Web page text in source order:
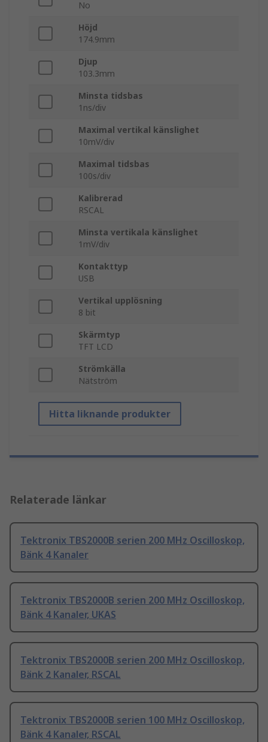
No
Höjd
174.9mm
Djup
103.3mm
Minsta tidsbas
1ns/div
Maximal vertikal känslighet
10mV/div
Maximal tidsbas
100s/div
Kalibrerad
RSCAL
Minsta vertikala känslighet
1mV/div
Kontakttyp
USB
Vertikal upplösning
8 bit
Skärmtyp
TFT LCD
Strömkälla
Nätström
Hitta liknande produkter
Relaterade länkar
Tektronix TBS2000B serien 200 MHz Oscilloskop,
Bänk 4 Kanaler
Tektronix TBS2000B serien 200 MHz Oscilloskop,
Bänk 4 Kanaler, UKAS
Tektronix TBS2000B serien 200 MHz Oscilloskop,
Bänk 2 Kanaler, RSCAL
Tektronix TBS2000B serien 100 MHz Oscilloskop,
Bänk 4 Kanaler, RSCAL